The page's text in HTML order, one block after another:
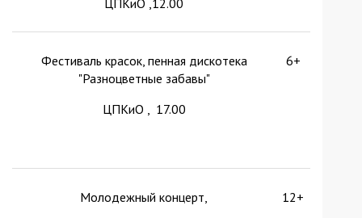
Фестиваль красок, пенная дискотека
"Разноцветные забавы"
ЦПКиО , 17.00
6+
Молодежный концерт,
12+